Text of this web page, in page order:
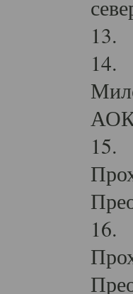
13.
14.
15.
16.